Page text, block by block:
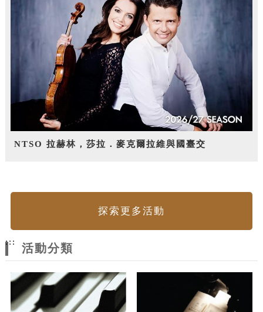
NTSO 拉赫林，莎拉．麥克爾拉維與國臺交
探索更多活動
:::
活動分類